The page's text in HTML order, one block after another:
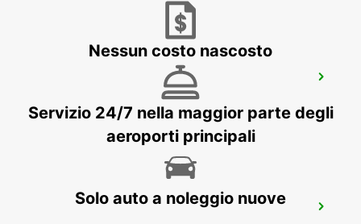
PORTO STAZIONE FERROVIARIA
PORTO - PORTUGAL
Nessun costo nascosto
Servizio 24/7 nella maggior parte degli
aeroporti principali
Solo auto a noleggio nuove